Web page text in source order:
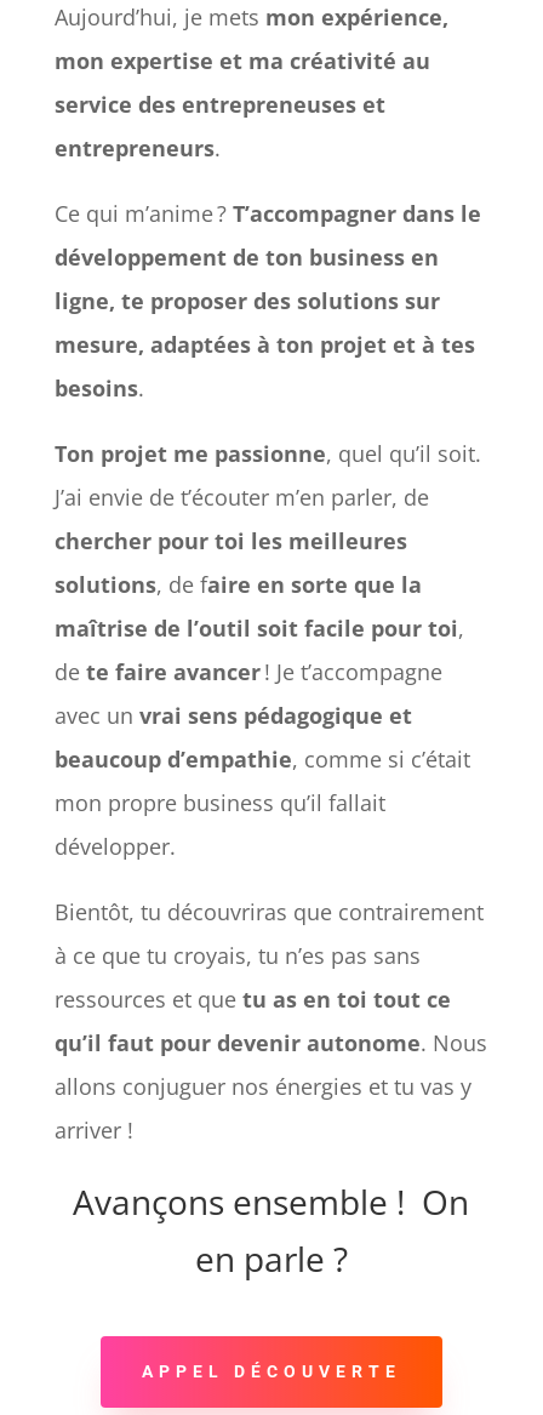
Aujourd’hui, je mets mon expérience,
mon expertise et ma créativité au
service des entrepreneuses et
entrepreneurs.
Ce qui m’anime ? T’accompagner dans le
développement de ton business en
ligne, te proposer des solutions sur
mesure, adaptées à ton projet et à tes
besoins.
Ton projet me passionne, quel qu’il soit.
J’ai envie de t’écouter m’en parler, de
chercher pour toi les meilleures
solutions, de faire en sorte que la
maîtrise de l’outil soit facile pour toi,
de te faire avancer! Je t’accompagne
avec un vrai sens pédagogique et
beaucoup d’empathie, comme si c’était
mon propre business qu’il fallait
développer.
Bientôt, tu découvriras que contrairement
à ce que tu croyais, tu n’es pas sans
ressources et que tu as en toi tout ce
qu’il faut pour devenir autonome. Nous
allons conjuguer nos énergies et tu vas y
arriver !
Avançons ensemble ! On
en parle ?
APPEL DÉCOUVERTE